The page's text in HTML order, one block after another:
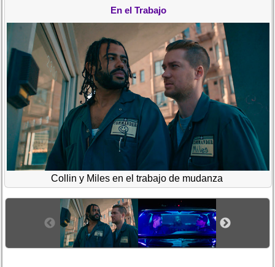
En el Trabajo
Collin y Miles en el trabajo de mudanza